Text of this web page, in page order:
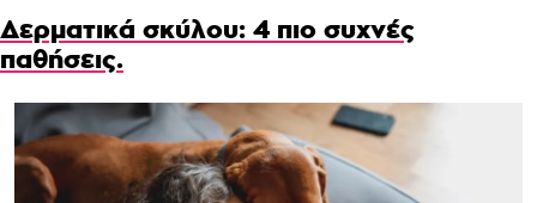
Δερματικά σκύλου: 4 πιο συχνές
παθήσεις.